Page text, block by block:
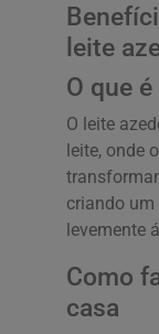
leite
O que
O leite
leite, onde
criando
levemente
Como
casa